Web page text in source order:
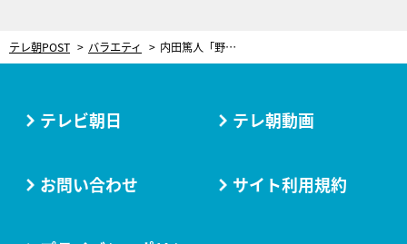
テレ朝POST バラエティ 内田篤人「野球はズルい」長年抱えた“野球選手への不満”を長嶋一茂にぶちまける
テレビ朝日 テレ朝動画
お問い合わせ サイト利用規約